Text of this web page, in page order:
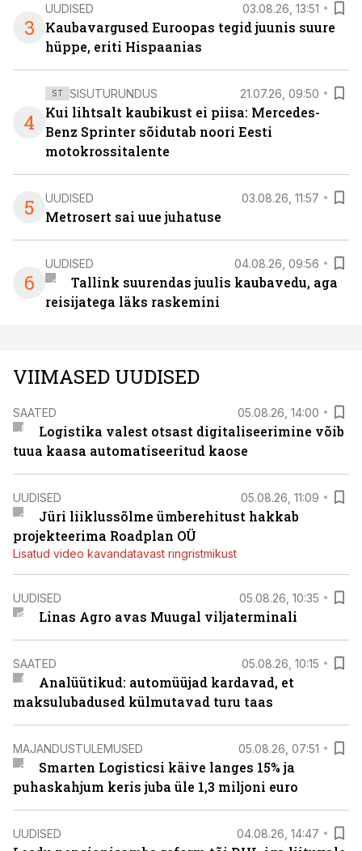
3
UUDISED 03.08.26, 13:51
Kaubavargused Euroopas tegid juunis suure
hüppe, eriti Hispaanias
4
ST SISUTURUNDUS 21.07.26, 09:50
Kui lihtsalt kaubikust ei piisa: Mercedes-
Benz Sprinter sõidutab noori Eesti
motokrossitalente
5 UUDISED 03.08.26, 11:57
Metrosert sai uue juhatuse
6
UUDISED 04.08.26, 09:56
Tallink suurendas juulis kaubavedu, aga
reisijatega läks raskemini
VIIMASED UUDISED
SAATED 05.08.26, 14:00
Logistika valest otsast digitaliseerimine võib
tuua kaasa automatiseeritud kaose
UUDISED 05.08.26, 11:09
Jüri liiklussõlme ümberehitust hakkab
projekteerima Roadplan OÜ
Lisatud video kavandatavast ringristmikust
UUDISED 05.08.26, 10:35
Linas Agro avas Muugal viljaterminali
SAATED 05.08.26, 10:15
Analüütikud: automüüjad kardavad, et
maksulubadused külmutavad turu taas
MAJANDUSTULEMUSED 05.08.26, 07:51
Smarten Logisticsi käive langes 15% ja
puhaskahjum keris juba üle 1,3 miljoni euro
UUDISED 04.08.26, 14:47